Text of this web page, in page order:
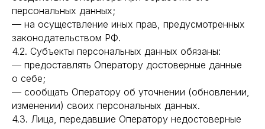
персональных данных;
— на осуществление иных прав, предусмотренных
законодательством РФ.
4.2. Субъекты персональных данных обязаны:
— предоставлять Оператору достоверные данные
о себе;
— сообщать Оператору об уточнении (обновлении,
изменении) своих персональных данных.
4.3. Лица, передавшие Оператору недостоверные